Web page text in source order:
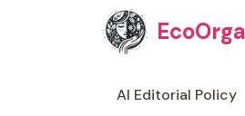
AI Editorial Policy